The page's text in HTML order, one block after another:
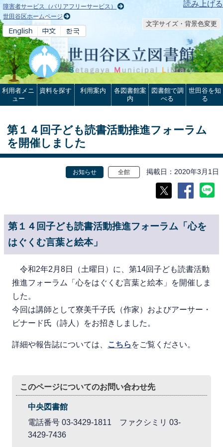
本文へ 読み上げる
障害者サービス（バリアフリーサービス）
世田谷区ホームページ
文字サイズ・背景色変更
利用者メニ
ュー
資料を探す 利用案内
各図書館案
内
図書館で調
べる
世田谷を知
る
第１４回子ども読書活動推進フォーラム
を開催しました
お知らせ 全館 掲載日 2020年3月1日
第１４回子ども読書活動推進フォーラム「心を
はぐくむ言葉と絵本」
令和2年2月8日（土曜日）に、第14回子ども読書活動
推進フォーラム「心をはぐくむ言葉と絵本」を開催しま
した。
今回は講師として寮美千子氏（作家）およびアーサー・
ビナード氏（詩人）をお招きしました。
詳細や報告誌については、 こちら をご覧ください。
このページについてのお問い合わせ先
中央図書館
電話番号 03-3429-1811 ファクシミリ 03-
3429-7436